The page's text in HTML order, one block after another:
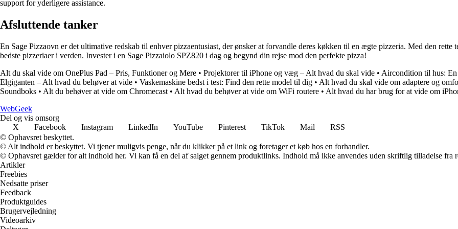
support for yderligere assistance.
Afsluttende tanker
En Sage Pizzaovn er det ultimative redskab til enhver pizzaentusiast, der ønsker at forvandle deres køkken til en ægte pizzeria. Med den
bedste pizzeriaer i verden. Invester i en Sage Pizzaiolo SPZ820 i dag og begynd din rejse mod den perfekte pizza!
Alt du skal vide om OnePlus Pad – Pris, Funktioner og Mere • Projektorer til iPhone og væg – Alt hvad du skal vide • Aircondition til hus:
Elgiganten – Alt hvad du behøver at vide • Vaskemaskine bedst i test: Find den rette model til dig • Alt hvad du skal vide om adaptere og
Soundboks • Alt du behøver at vide om Chromecast • Alt hvad du behøver at vide om WiFi routere • Alt hvad du har brug for at vide om
WebGeek
Del og vis omsorg
X
Facebook Instagram LinkedIn YouTube Pinterest TikTok Mail
RSS
© Ophavsret beskyttet.
© Alt indhold er beskyttet. Vi tjener muligvis penge, når du klikker på et link og foretager et køb hos en forhandler.
© Ophavsret gælder for alt indhold her. Vi kan få en del af salget gennem produktlinks. Indhold må ikke anvendes uden skriftlig tilladelse fra
Artikler
Freebies
Nedsatte priser
Feedback
Produktguides
Brugervejledning
Videoarkiv